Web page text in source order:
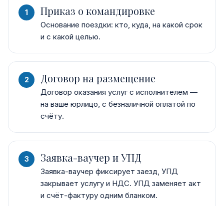
Приказ о командировке
Основание поездки: кто, куда, на какой срок
и с какой целью.
Договор на размещение
Договор оказания услуг с исполнителем —
на ваше юрлицо, с безналичной оплатой по
счёту.
Заявка-ваучер и УПД
Заявка-ваучер фиксирует заезд, УПД
закрывает услугу и НДС. УПД заменяет акт
и счёт-фактуру одним бланком.